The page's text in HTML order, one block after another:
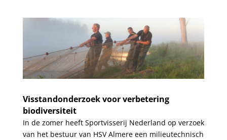
Visstandonderzoek voor verbetering
biodiversiteit
In de zomer heeft Sportvisserij Nederland op verzoek
van het bestuur van HSV Almere een milieutechnisch